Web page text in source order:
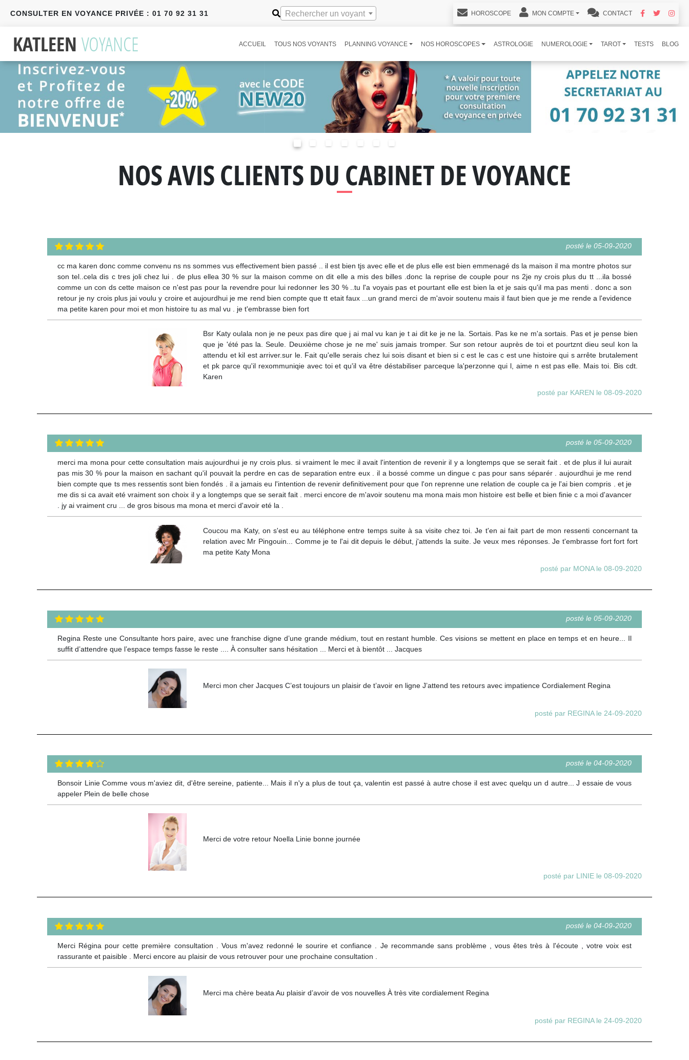
CONSULTER EN VOYANCE PRIVÉE : 01 70 92 31 31 Rechercher un voyant HOROSCOPE MON COMPTE CONTACT
ACCUEIL TOUS NOS VOYANTS PLANNING VOYANCE NOS HOROSCOPES ASTROLOGIE NUMEROLOGIE TAROT TESTS BLOG
NOS AVIS CLIENTS DU CABINET DE VOYANCE
posté le 05-09-2020
cc ma karen donc comme convenu ns ns sommes vus effectivement bien passé .. il est bien tjs avec elle et de plus elle est bien emmenagé ds la maison il ma montre photos sur
son tel..cela dis c tres joli chez lui . de plus ellea 30 % sur la maison comme on dit elle a mis des billes .donc la reprise de couple pour ns 2je ny crois plus du tt ...ila bossé
comme un con ds cette maison ce n'est pas pour la revendre pour lui redonner les 30 % ..tu l'a voyais pas et pourtant elle est bien la et je sais qu'il ma pas menti . donc a son
retour je ny crois plus jai voulu y croire et aujourdhui je me rend bien compte que tt etait faux ...un grand merci de m'avoir soutenu mais il faut bien que je me rende a l'evidence
ma petite karen pour moi et mon histoire tu as mal vu . je t'embrasse bien fort
Bsr Katy oulala non je ne peux pas dire que j ai mal vu kan je t ai dit ke je ne la. Sortais. Pas ke ne m'a sortais. Pas et je pense bien
que je 'été pas la. Seule. Deuxième chose je ne me' suis jamais tromper. Sur son retour auprès de toi et pourtznt dieu seul kon la
attendu et kil est arriver.sur le. Fait qu'elle serais chez lui sois disant et bien si c est le cas c est une histoire qui s arrête brutalement
et pk parce qu'il rexommuniqie avec toi et qu'il va être déstabiliser parceque la'perzonne qui l, aime n est pas elle. Mais toi. Bis cdt.
Karen
posté par KAREN le 08-09-2020
posté le 05-09-2020
merci ma mona pour cette consultation mais aujourdhui je ny crois plus. si vraiment le mec il avait l'intention de revenir il y a longtemps que se serait fait . et de plus il lui aurait
pas mis 30 % pour la maison en sachant qu'il pouvait la perdre en cas de separation entre eux . il a bossé comme un dingue c pas pour sans séparér . aujourdhui je me rend
bien compte que ts mes ressentis sont bien fondés . il a jamais eu l'intention de revenir definitivement pour que l'on reprenne une relation de couple ca je l'ai bien compris . et je
me dis si ca avait eté vraiment son choix il y a longtemps que se serait fait . merci encore de m'avoir soutenu ma mona mais mon histoire est belle et bien finie c a moi d'avancer
. jy ai vraiment cru ... de gros bisous ma mona et merci d'avoir eté la .
Coucou ma Katy, on s'est eu au téléphone entre temps suite à sa visite chez toi. Je t'en ai fait part de mon ressenti concernant ta
relation avec Mr Pingouin... Comme je te l'ai dit depuis le début, j'attends la suite. Je veux mes réponses. Je t'embrasse fort fort fort
ma petite Katy Mona
posté par MONA le 08-09-2020
posté le 05-09-2020
Regina Reste une Consultante hors paire, avec une franchise digne d’une grande médium, tout en restant humble. Ces visions se mettent en place en temps et en heure... Il
suffit d’attendre que l’espace temps fasse le reste .... À consulter sans hésitation ... Merci et à bientôt ... Jacques
Merci mon cher Jacques C’est toujours un plaisir de t’avoir en ligne J’attend tes retours avec impatience Cordialement Regina
posté par REGINA le 24-09-2020
posté le 04-09-2020
Bonsoir Linie Comme vous m'aviez dit, d'être sereine, patiente... Mais il n'y a plus de tout ça, valentin est passé à autre chose il est avec quelqu un d autre... J essaie de vous
appeler Plein de belle chose
Merci de votre retour Noella Linie bonne journée
posté par LINIE le 08-09-2020
posté le 04-09-2020
Merci Régina pour cette première consultation . Vous m'avez redonné le sourire et confiance . Je recommande sans problème , vous êtes très à l'écoute , votre voix est
rassurante et paisible . Merci encore au plaisir de vous retrouver pour une prochaine consultation .
Merci ma chère beata Au plaisir d’avoir de vos nouvelles À très vite cordialement Regina
posté par REGINA le 24-09-2020